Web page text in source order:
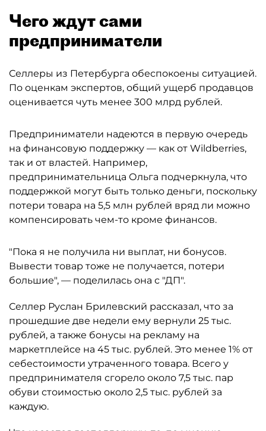
Чего ждут сами
предприниматели
Селлеры из Петербурга обеспокоены ситуацией.
По оценкам экспертов, общий ущерб продавцов
оценивается чуть менее 300 млрд рублей.
Предприниматели надеются в первую очередь
на финансовую поддержку — как от Wildberries,
так и от властей. Например,
предпринимательница Ольга подчеркнула, что
поддержкой могут быть только деньги, поскольку
потери товара на 5,5 млн рублей вряд ли можно
компенсировать чем-то кроме финансов.
"Пока я не получила ни выплат, ни бонусов.
Вывести товар тоже не получается, потери
большие", — поделилась она с "ДП".
Селлер Руслан Брилевский рассказал, что за
прошедшие две недели ему вернули 25 тыс.
рублей, а также бонусы на рекламу на
маркетплейсе на 45 тыс. рублей. Это менее 1% от
себестоимости утраченного товара. Всего у
предпринимателя сгорело около 7,5 тыс. пар
обуви стоимостью около 2,5 тыс. рублей за
каждую.